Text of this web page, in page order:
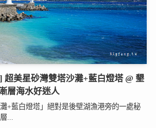
超美星砂灣雙塔沙灘+藍白燈塔 @ 墾
層海水好迷人
+藍白燈塔」絕對是後壁湖漁港旁的一處秘
...